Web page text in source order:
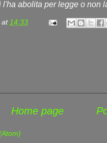
abolita per legge o non
at14:33
Home page